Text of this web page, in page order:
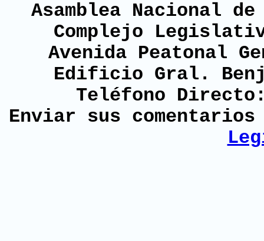
Asamblea Nacional
Complejo
Avenida Peatonal
Edificio Gral.
Teléfono
Enviar sus